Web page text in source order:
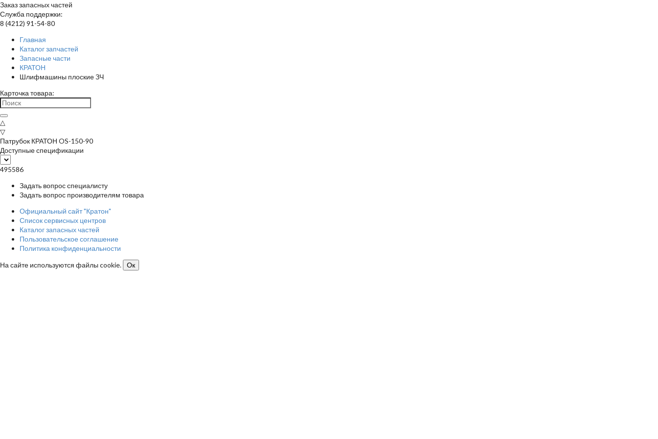
Заказ запасных частей
Служба поддержки:
8 (4212) 91-54-80
Главная
Каталог запчастей
Запасные части
КРАТОН
Шлифмашины плоские ЗЧ
Карточка товара:
△
▽
Патрубок КРАТОН OS-150-90
Доступные спецификации
495586
Задать вопрос специалисту
Задать вопрос производителям товара
Официальный сайт "Кратон"
Список сервисных центров
Каталог запасных частей
Пользовательское соглашение
Политика конфиденциальности
На сайте используются файлы cookie.
Ок